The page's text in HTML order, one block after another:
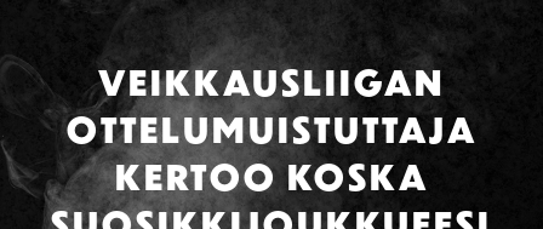
VEIKKAUSLIIGAN
OTTELUMUISTUTTAJA
KERTOO KOSKA